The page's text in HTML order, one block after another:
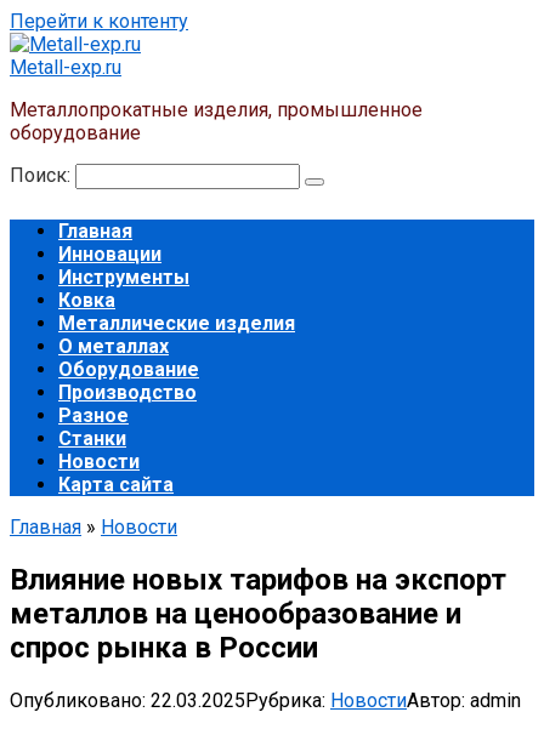
Перейти к контенту
Metall-exp.ru
Металлопрокатные изделия, промышленное
оборудование
Поиск:
Главная
Инновации
Инструменты
Ковка
Металлические изделия
О металлах
Оборудование
Производство
Разное
Станки
Новости
Карта сайта
Главная » Новости
Влияние новых тарифов на экспорт
металлов на ценообразование и
спрос рынка в России
Опубликовано: 22.03.2025Рубрика: НовостиАвтор: admin